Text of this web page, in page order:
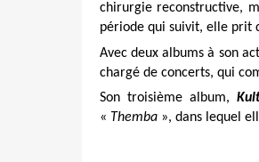
chirurgie reconstructive,
période qui suivit, elle prit
Avec deux albums à son
chargé de concerts, qui
Son troisième album,
« Themba », dans lequel